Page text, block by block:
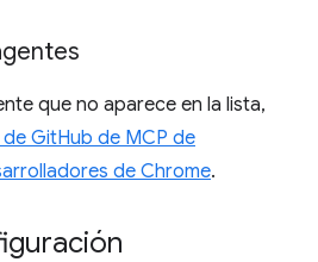
que no aparece en la lista,
GitHub de MCP de
de Chrome.